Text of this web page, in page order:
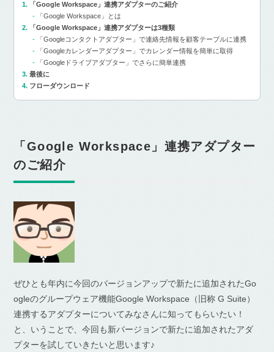
「Google Workspace」連携アダプターのご紹介
「Google Workspace」とは
「Google Workspace」連携アダプターは3種類
「Googleコンタクトアダプター」で連絡先情報を顧客テーブルに連携
「Googleカレンダーアダプター」でカレンダー情報を簡単に取得
「Googleドライブアダプター」でさらに簡単連携
最後に
フローダウンロード
「Google Workspace」連携アダプター
のご紹介
ぜひとも年内に今回のバージョンアップで新たに追加されたGo
ogleのグループウェア機能Google Workspace（旧称 G Suite）
連携するアダプターについてみなさんに知ってもらいたい！
と、いうことで、今回も新バージョンで新たに追加されたアダ
プターを試していきたいと思います♪